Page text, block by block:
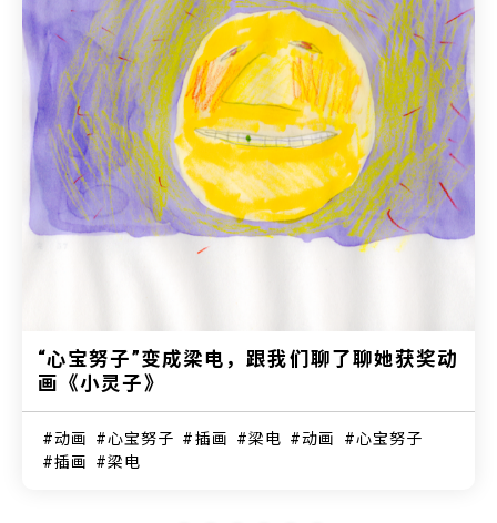
“心宝努子”变成梁电，跟我们聊了聊她获奖动
画《小灵子》
动画 心宝努子 插画 梁电 动画
心宝努子
插画
梁电